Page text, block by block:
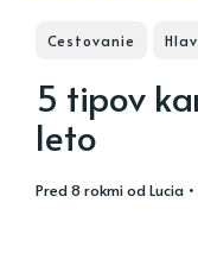
Cestovanie
5 tipov
leto
pred 8 rokmiodLucia